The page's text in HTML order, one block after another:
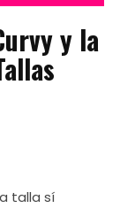
y la
talla sí